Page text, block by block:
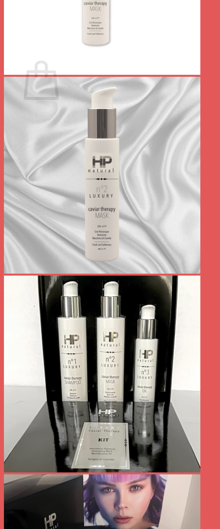
Votre panier est vide.
Retour à la boutique
Votre panier est vide.
Retour à la boutique